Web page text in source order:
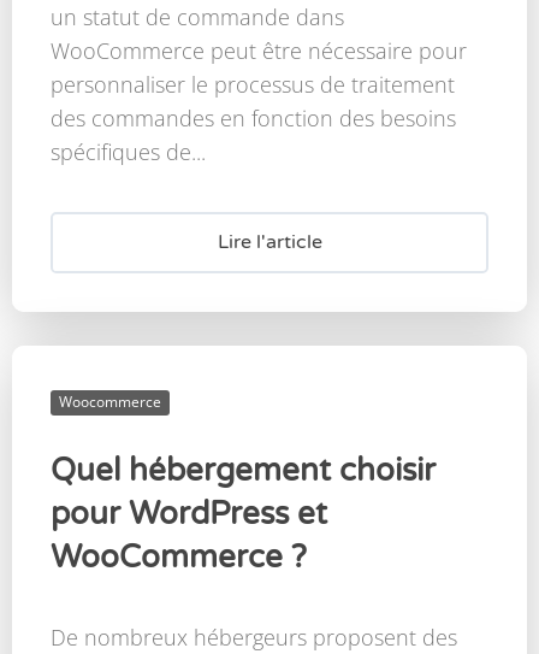
un statut de commande dans
WooCommerce peut être nécessaire pour
personnaliser le processus de traitement
des commandes en fonction des besoins
spécifiques de...
Lire l'article
Woocommerce
Quel hébergement choisir
pour WordPress et
WooCommerce ?
De nombreux hébergeurs proposent des